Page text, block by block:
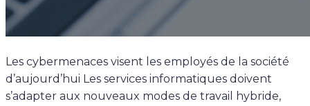
Les cybermenaces visent les employés de la société
d’aujourd’hui Les services informatiques doivent
s’adapter aux nouveaux modes de travail hybride,